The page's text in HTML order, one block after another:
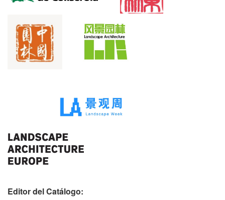
Editor del Catálogo: